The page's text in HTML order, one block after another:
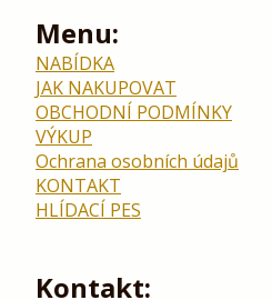
Menu:
NABÍDKA
JAK NAKUPOVAT
OBCHODNÍ PODMÍNKY
VÝKUP
Ochrana osobních údajů
KONTAKT
HLÍDACÍ PES
Kontakt: